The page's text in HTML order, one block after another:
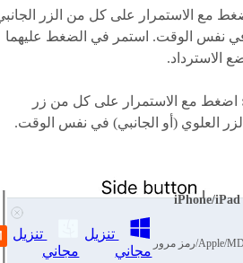
مع الاستمرار على كل من الزر
نفس الوقت. استمر في الضغط عليهما
الاسترداد.
اضغط مع الاستمرار على كل من زر
العلوي (أو الجانبي) في نفس الوقت.
4uKey - أداة إلغاء قفل iPhone/iPad
فتح قفل الشاشة/معرف Apple/MDM/رمز مرور
تنزيل
مجاني
تنزيل
مجاني